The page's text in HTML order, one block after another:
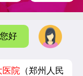
您好
医院 （郑州人民